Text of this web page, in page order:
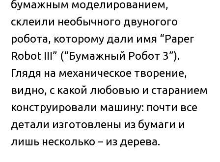
бумажным моделированием,
склеили необычного двуногого
робота, которому дали имя “Paper
Robot III” (“Бумажный Робот 3”).
Глядя на механическое творение,
видно, с какой любовью и старанием
конструировали машину: почти все
детали изготовлены из бумаги и
лишь несколько – из дерева.